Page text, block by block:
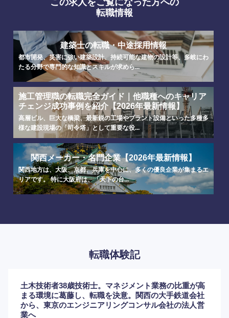
選択する
選択する
選択する
選択する
転職情報
建築士の転職・中途採用情報
都市開発、災害に強い建築設計、持続可能な建物の設計等、多岐にわ
たる分野で専門的な知識とスキルが求めら...
施工管理職の転職完全ガイド｜他職種へのキャリア
チェンジ成功事例を紹介【2026年最新情報】
高層ビル、巨大な橋梁、最新鋭の工場やプラント設備といった多種多
様な建設現場の「司令塔」として重要な役...
関西メーカー・名門企業【2026年最新情報】
関西地方は、大阪、京都、兵庫を中心に、多くの優良企業が集まるエ
リアです。 特に大阪府は、「天下の台...
転職体験記
土木技術者38歳技術士。マネジメント業務の比重が高
まる環境に葛藤し、転職を決意。関西の大手鉄道会社
から、東京のエンジニアリングコンサル会社の法人営
業へ